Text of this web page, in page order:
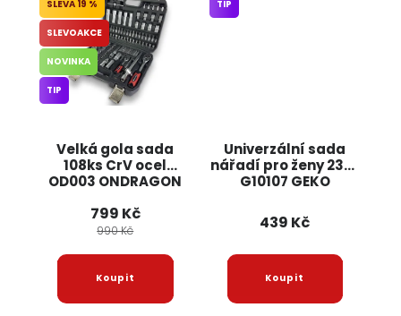
Velká gola sada
108ks CrV ocel
OD003 ONDRAGON
19 %
SLEVOAKCE
NOVINKA
TIP
799 Kč
990 Kč
Univerzální sada
nářadí pro ženy 23ks
G10107 GEKO
TIP
439 Kč